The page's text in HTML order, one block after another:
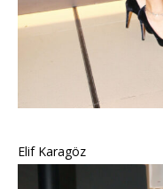
Elif Karagöz